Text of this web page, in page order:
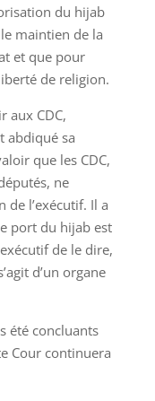
du hijab
maintien de la
et que pour
de religion.
aux CDC,
abdiqué sa
que les CDC,
ne
de l’exécutif. Il a
port du hijab est
de le dire,
d’un organe
été concluants
Cour continuera